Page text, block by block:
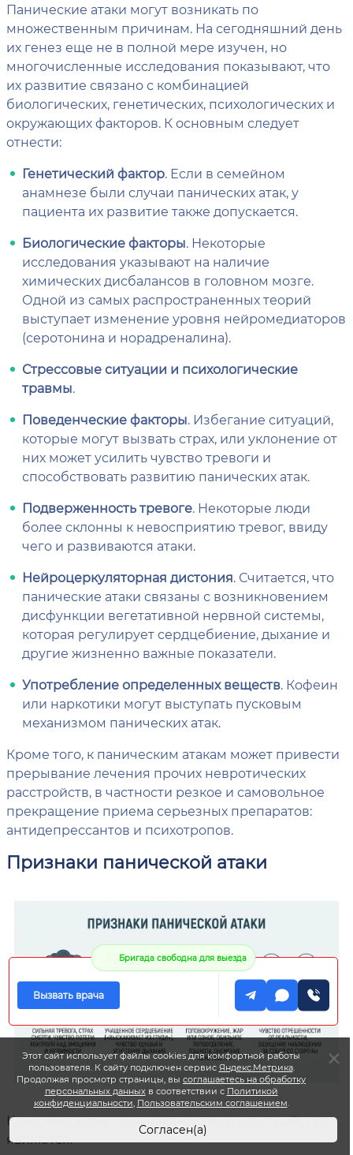
Панические атаки могут возникать по
множественным причинам. На сегодняшний день
их генез еще не в полной мере изучен, но
многочисленные исследования показывают, что
их развитие связано с комбинацией
биологических, генетических, психологических и
окружающих факторов. К основным следует
отнести:
Генетический фактор. Если в семейном
анамнезе были случаи панических атак, у
пациента их развитие также допускается.
Биологические факторы. Некоторые
исследования указывают на наличие
химических дисбалансов в головном мозге.
Одной из самых распространенных теорий
выступает изменение уровня нейромедиаторов
(серотонина и норадреналина).
Стрессовые ситуации и психологические
травмы.
Поведенческие факторы. Избегание ситуаций,
которые могут вызвать страх, или уклонение от
них может усилить чувство тревоги и
способствовать развитию панических атак.
Подверженность тревоге. Некоторые люди
более склонны к невосприятию тревог, ввиду
чего и развиваются атаки.
Нейроцеркуляторная дистония. Считается, что
панические атаки связаны с возникновением
дисфункции вегетативной нервной системы,
которая регулирует сердцебиение, дыхание и
другие жизненно важные показатели.
Употребление определенных веществ. Кофеин
или наркотики могут выступать пусковым
механизмом панических атак.
Кроме того, к паническим атакам может привести
прерывание лечения прочих невротических
расстройств, в частности резкое и самовольное
прекращение приема серьезных препаратов:
антидепрессантов и психотропов.
Признаки панической атаки
Классическими признаками этого расстройства
являются:
Этот сайт использует файлы cookies для комфортной работы
пользователя. К сайту подключен сервис Яндекс.Метрика.
Продолжая просмотр страницы, высоглашаетесь на обработку
персональных данныхв соответствии с Политикой
конфиденциальности, Пользовательским соглашением.
Согласен(а)
Бригада свободна для выезда
Вызвать врача